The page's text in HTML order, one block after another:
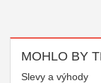
MOHLO BY
Slevy a výhody